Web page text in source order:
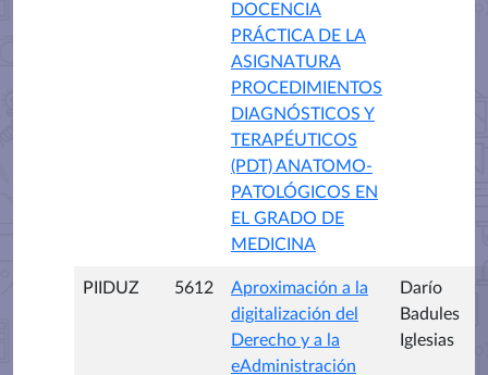
DOCENCIA
PRÁCTICA DE LA
ASIGNATURA
PROCEDIMIENTOS
DIAGNÓSTICOS Y
TERAPÉUTICOS
(PDT) ANATOMO-
PATOLÓGICOS EN
EL GRADO DE
MEDICINA
PIIDUZ 5612
Aproximación a la
digitalización del
Derecho y a la
eAdministración
Darío
Badules
Iglesias